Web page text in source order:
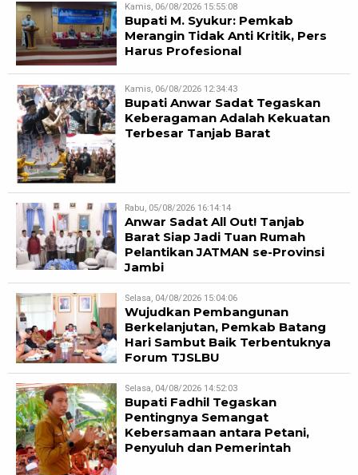
Kamis, 06/08/2026 15:55:08
Bupati M. Syukur: Pemkab
Merangin Tidak Anti Kritik, Pers
Harus Profesional
Kamis, 06/08/2026 12:34:43
Bupati Anwar Sadat Tegaskan
Keberagaman Adalah Kekuatan
Terbesar Tanjab Barat
Rabu, 05/08/2026 16:14:14
Anwar Sadat All Out! Tanjab
Barat Siap Jadi Tuan Rumah
Pelantikan JATMAN se-Provinsi
Jambi
Selasa, 04/08/2026 15:04:06
Wujudkan Pembangunan
Berkelanjutan, Pemkab Batang
Hari Sambut Baik Terbentuknya
Forum TJSLBU
Selasa, 04/08/2026 14:52:03
Bupati Fadhil Tegaskan
Pentingnya Semangat
Kebersamaan antara Petani,
Penyuluh dan Pemerintah